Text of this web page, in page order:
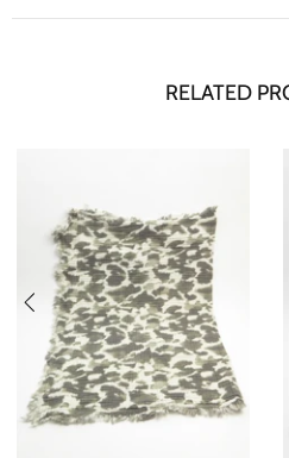
RELATED